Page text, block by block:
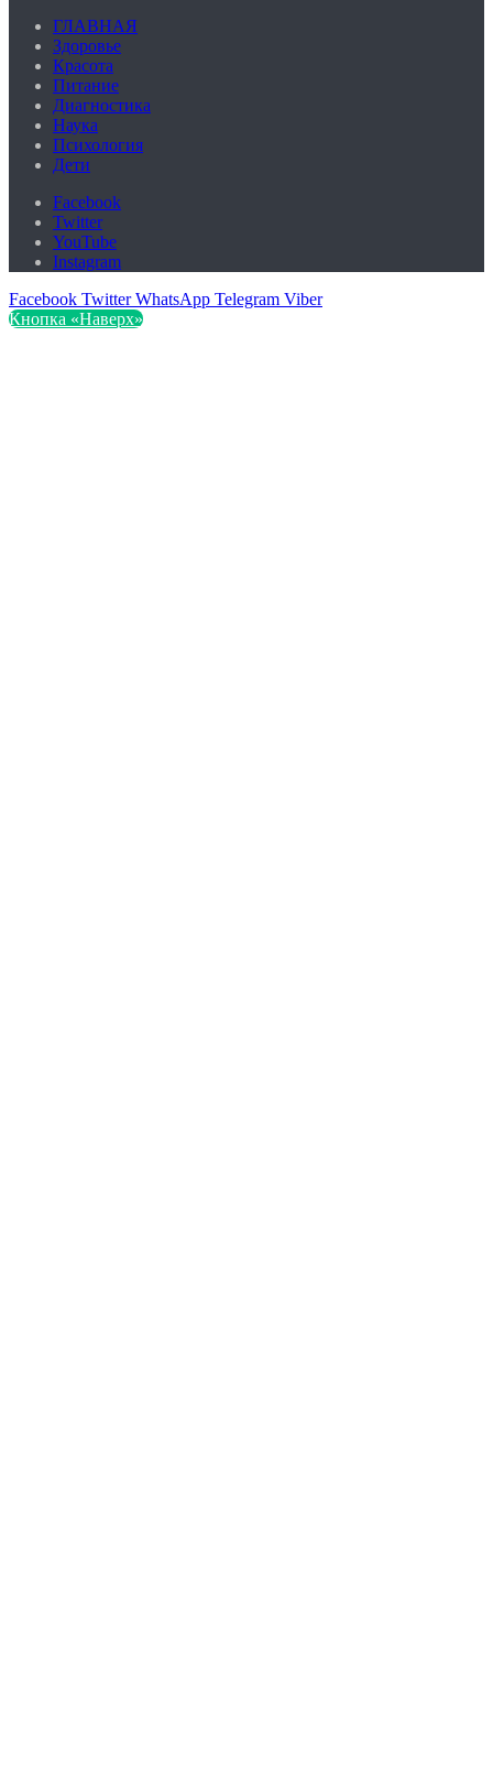
ГЛАВНАЯ
Здоровье
Красота
Питание
Диагностика
Наука
Психология
Дети
Facebook
Twitter
YouTube
Instagram
Facebook Twitter WhatsApp Telegram Viber
Кнопка «Наверх»